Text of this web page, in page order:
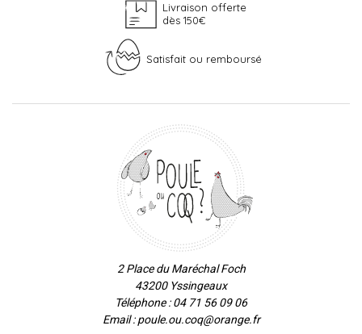
Livraison offerte
dès 150€
Satisfait ou remboursé
2 Place du Maréchal Foch
43200 Yssingeaux
Téléphone : 04 71 56 09 06
Email : poule.ou.coq@orange.fr